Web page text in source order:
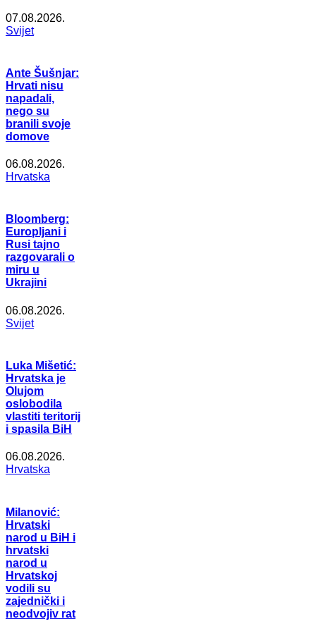
07.08.2026.
Svijet
Ante Šušnjar:
Hrvati nisu
napadali,
nego su
branili svoje
domove
06.08.2026.
Hrvatska
Bloomberg:
Europljani i
Rusi tajno
razgovarali o
miru u
Ukrajini
06.08.2026.
Svijet
Luka Mišetić:
Hrvatska je
Olujom
oslobodila
vlastiti teritorij
i spasila BiH
06.08.2026.
Hrvatska
Milanović:
Hrvatski
narod u BiH i
hrvatski
narod u
Hrvatskoj
vodili su
zajednički i
neodvojiv rat